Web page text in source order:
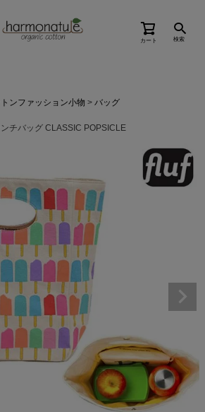
カート 検索
ンファッション小物
バッグ
チバッグ CLASSIC POPSICLE